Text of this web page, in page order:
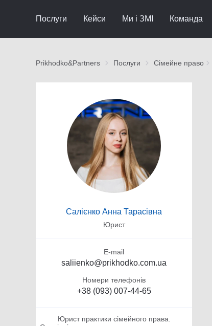
Послуги Кейси Ми і ЗМІ Команда
Prikhodko&Partners Послуги Сімейне право
Салієнко Анна Тарасівна
Юрист
E-mail
saliienko@prikhodko.com.ua
Номери телефонів
+38 (093) 007-44-65
Юрист практики сімейного права.